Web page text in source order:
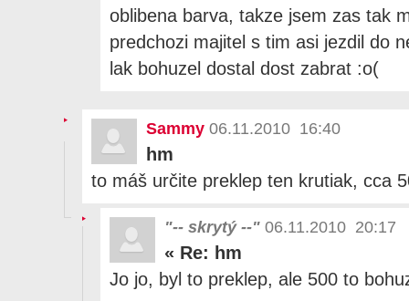
oblibena barva, takze jsem zas tak
predchozi majitel s tim asi jezdil do
lak bohuzel dostal dost zabrat :o(
Sammy 06.11.2010 16:40
hm
to máš určite preklep ten krutiak, cca
"-- skrytý --" 06.11.2010 20:17
« Re: hm
Jo jo, byl to preklep, ale 500 to